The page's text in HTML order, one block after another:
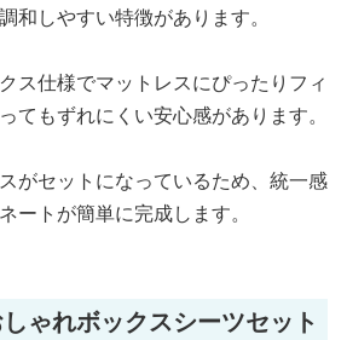
和しやすい特徴があります。
ス仕様でマットレスにぴったりフィ
てもずれにくい安心感があります。
がセットになっているため、統一感
ートが簡単に完成します。
ゃれボックスシーツセット